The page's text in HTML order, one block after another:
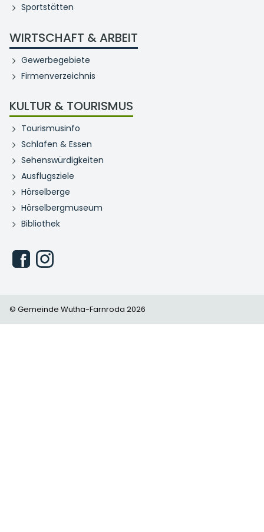
Sportstätten
WIRTSCHAFT & ARBEIT
Gewerbegebiete
Firmenverzeichnis
KULTUR & TOURISMUS
Tourismusinfo
Schlafen & Essen
Sehenswürdigkeiten
Ausflugsziele
Hörselberge
Hörselbergmuseum
Bibliothek
© Gemeinde Wutha-Farnroda 2026